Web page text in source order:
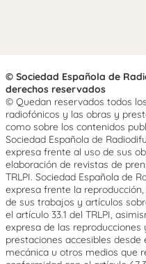
© Sociedad Española de
derechos reservados
© Quedan reservados todos
radiofónicos y las obras y
como sobre los contenidos
Sociedad Española de
expresa frente al uso de sus
elaboración de revistas de
TRLPI. Sociedad Española de
expresa frente la
de sus trabajos y artículos
el artículo 33.1 del TRLPI,
expresa de las
prestaciones accesibles
mecánica u otros medios que